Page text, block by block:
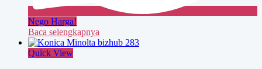
Nego Harga!
Baca selengkapnya
Quick View